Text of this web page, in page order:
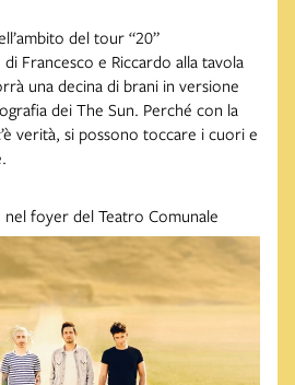
del tour “20”
Francesco e Riccardo alla tavola
una decina di brani in versione
dei The Sun. Perché con la
verità, si possono toccare i cuori e
foyer del Teatro Comunale